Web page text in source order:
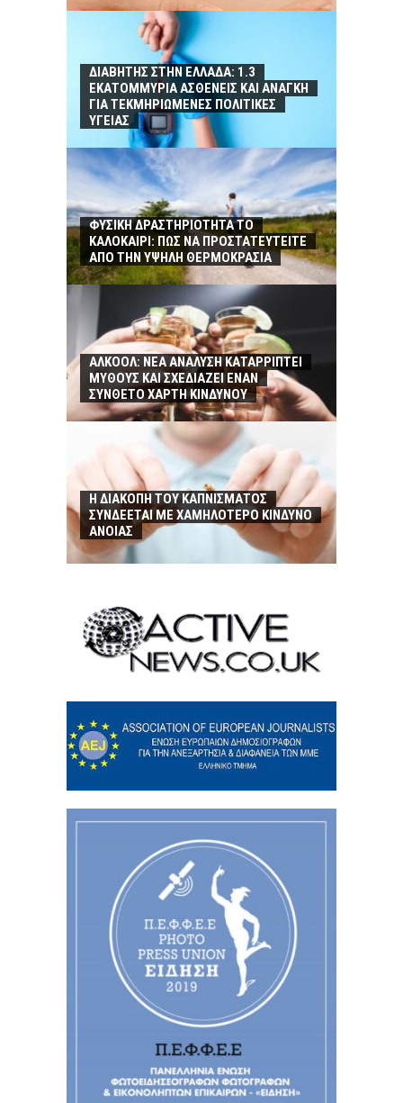
ΔΙΑΒΗΤΗΣ ΣΤΗΝ ΕΛΛΑΔΑ: 1.3
ΕΚΑΤΟΜΜΥΡΙΑ ΑΣΘΕΝΕΙΣ ΚΑΙ ΑΝΑΓΚΗ
ΓΙΑ ΤΕΚΜΗΡΙΩΜΕΝΕΣ ΠΟΛΙΤΙΚΕΣ
ΥΓΕΙΑΣ
ΦΥΣΙΚΗ ΔΡΑΣΤΗΡΙΟΤΗΤΑ ΤΟ
ΚΑΛΟΚΑΙΡΙ: ΠΩΣ ΝΑ ΠΡΟΣΤΑΤΕΥΤΕΙΤΕ
ΑΠΟ ΤΗΝ ΥΨΗΛΗ ΘΕΡΜΟΚΡΑΣΙΑ
ΑΛΚΟΟΛ: ΝΕΑ ΑΝΑΛΥΣΗ ΚΑΤΑΡΡΙΠΤΕΙ
ΜΥΘΟΥΣ ΚΑΙ ΣΧΕΔΙΑΖΕΙ ΕΝΑΝ
ΣΥΝΘΕΤΟ ΧΑΡΤΗ ΚΙΝΔΥΝΟΥ
Η ΔΙΑΚΟΠΗ ΤΟΥ ΚΑΠΝΙΣΜΑΤΟΣ
ΣΥΝΔΕΕΤΑΙ ΜΕ ΧΑΜΗΛΟΤΕΡΟ ΚΙΝΔΥΝΟ
ΑΝΟΙΑΣ